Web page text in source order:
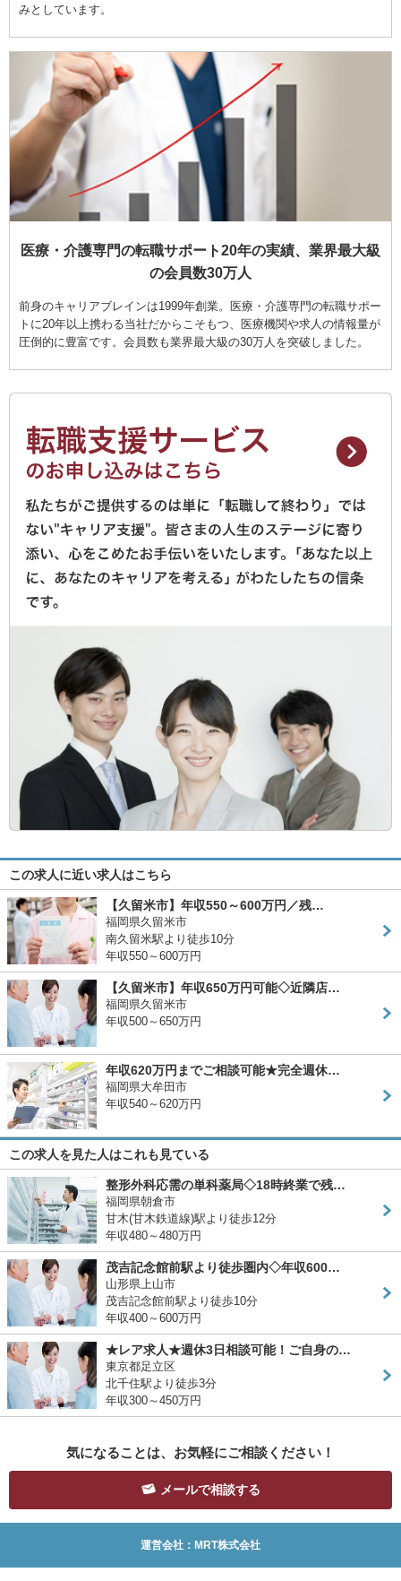
みとしています。
医療・介護専門の転職サポート20年の実績、業界最大級
の会員数30万人
前身のキャリアブレインは1999年創業。医療・介護専門の転職サポー
トに20年以上携わる当社だからこそもつ、医療機関や求人の情報量が
圧倒的に豊富です。会員数も業界最大級の30万人を突破しました。
この求人に近い求人はこちら
【久留米市】年収550～600万円／残…
福岡県久留米市
南久留米駅より徒歩10分
年収550～600万円
【久留米市】年収650万円可能◇近隣店…
福岡県久留米市
年収500～650万円
年収620万円までご相談可能★完全週休…
福岡県大牟田市
年収540～620万円
この求人を見た人はこれも見ている
整形外科応需の単科薬局◇18時終業で残…
福岡県朝倉市
甘木(甘木鉄道線)駅より徒歩12分
年収480～480万円
茂吉記念館前駅より徒歩圏内◇年収600…
山形県上山市
茂吉記念館前駅より徒歩10分
年収400～600万円
★レア求人★週休3日相談可能！ご自身の…
東京都足立区
北千住駅より徒歩3分
年収300～450万円
気になることは、お気軽にご相談ください！
メールで相談する
運営会社：MRT株式会社